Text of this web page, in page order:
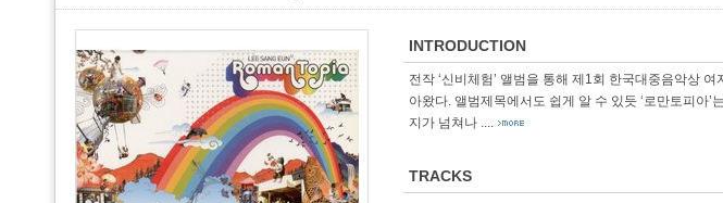
INTRODUCTION
전작 ‘신비체험’ 앨범을 통해 제1회 한국대중음악상
아왔다. 앨범제목에서도 쉽게 알 수 있듯 ‘로만토피아
지가 넘쳐나 ....
TRACKS